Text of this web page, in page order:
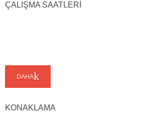
ÇALIŞMA SAATLERİ
DAHA
KONAKLAMA